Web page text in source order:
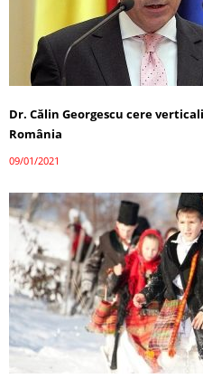
Dr. Călin Georgescu cere
România
09/01/2021